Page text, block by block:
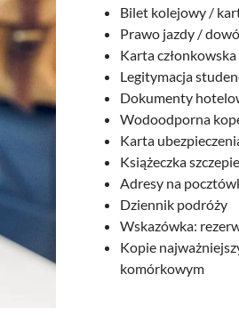
Bilet kolejowy /
Prawo jazdy /
Karta
Legitymacja
Dokumenty
Wodoodporna
Karta
Książeczka
Adresy na
Dziennik podróży
Wskazówka:
Kopie
komórkowym